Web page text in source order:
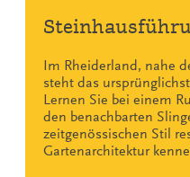
Im Rheiderland, nahe
steht das
Lernen Sie bei einem
den benachbarten
zeitgenössischen Stil
Gartenarchitektur